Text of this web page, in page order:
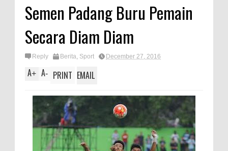
Amal Salih
Semen Padang Buru Pemain
Secara Diam Diam
Reply Berita, Sport December 27, 2016
A+ A- PRINT EMAIL